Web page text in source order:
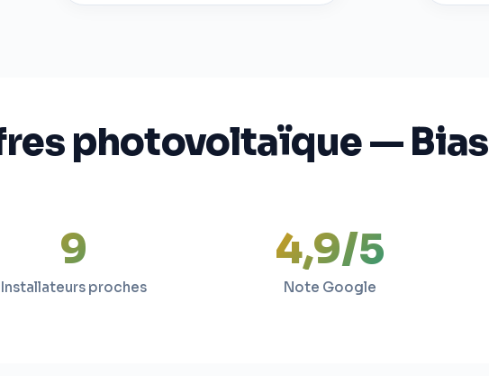
photovoltaïque — Bias
9
Installateurs proches
4,9/5
Note Google